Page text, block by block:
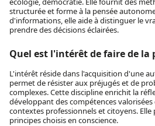
structurée et forme à la pensée
d'informations, elle aide à distinguer le
prendre des décisions éclairées.
Quel est l'intérêt de faire de la
L'intérêt réside dans l'acquisition d'une
permet de résister aux préjugés et de
complexes. Cette discipline enrichit la
développant des compétences
contextes professionnels et citoyens.
principes choisis en conscience.